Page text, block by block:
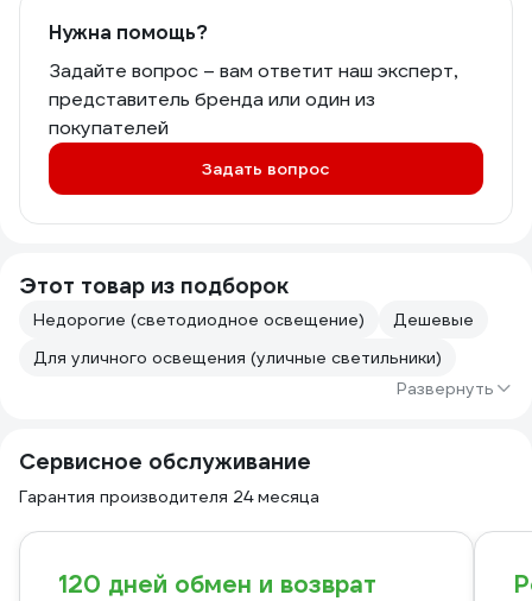
Нужна помощь?
Задайте вопрос – вам ответит наш эксперт,
представитель бренда или один из
покупателей
Задать вопрос
Этот товар из подборок
Недорогие (светодиодное освещение)
Дешевые
Для уличного освещения (уличные светильники)
Развернуть
Сервисное обслуживание
Гарантия производителя 24 месяца
120 дней обмен и возврат